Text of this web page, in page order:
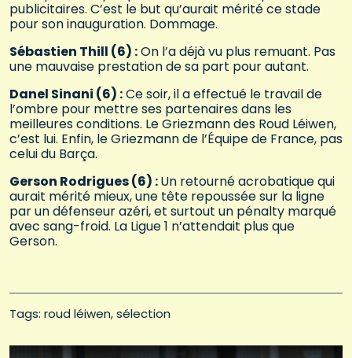
publicitaires. C’est le but qu’aurait mérité ce stade
pour son inauguration. Dommage.
Sébastien Thill (6) :On l’a déjà vu plus remuant. Pas
une mauvaise prestation de sa part pour autant.
Danel Sinani (6) :Ce soir, il a effectué le travail de
l’ombre pour mettre ses partenaires dans les
meilleures conditions. Le Griezmann des Roud Léiwen,
c’est lui. Enfin, le Griezmann de l’Équipe de France, pas
celui du Barça.
Gerson Rodrigues (6) :Un retourné acrobatique qui
aurait mérité mieux, une tête repoussée sur la ligne
par un défenseur azéri, et surtout un pénalty marqué
avec sang-froid. La Ligue 1 n’attendait plus que
Gerson.
Tags: roud léiwen sélection